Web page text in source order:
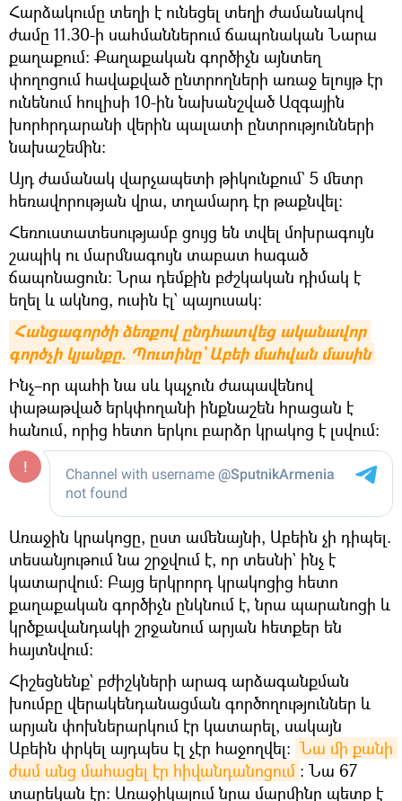
Հարձակումը տեղի է ունեցել տեղի ժամանակով
ժամը 11.30-ի սահմաններում ճապոնական Նարա
քաղաքում։ Քաղաքական գործիչն այնտեղ
փողոցում հավաքված ընտրողների առաջ ելույթ էր
ունենում հուլիսի 10-ին նախանշված Ազգային
խորհրդարանի վերին պալատի ընտրությունների
նախաշեմին։
Այդ ժամանակ վարչապետի թիկունքում` 5 մետր
հեռավորության վրա, տղամարդ էր թաքնվել։
Հեռուստատեսությամբ ցույց են տվել մոխրագույն
շապիկ ու մարմնագույն տաբատ հագած
ճապոնացուն։ Նրա դեմքին բժշկական դիմակ է
եղել և ակնոց, ուսին էլ` պայուսակ։
Հանցագործի ձեռքով ընդհատվեց ականավոր
գործչի կյանքը. Պուտինը` Աբեի մահվան մասին
Ինչ–որ պահի նա սև կպչուն ժապավենով
փաթաթված երկփողանի ինքնաշեն հրացան է
հանում, որից հետո երկու բարձր կրակոց է լսվում։
Առաջին կրակոցը, ըստ ամենայնի, Աբեին չի դիպել.
տեսանյութում նա շրջվում է, որ տեսնի` ինչ է
կատարվում։ Բայց երկրորդ կրակոցից հետո
քաղաքական գործիչն ընկնում է, նրա պարանոցի և
կրծքավանդակի շրջանում արյան հետքեր են
հայտնվում։
Հիշեցնենք` բժիշկների արագ արձագանքման
խումբը վերակենդանացման գործողություններ և
արյան փոխներարկում էր կատարել, սակայն
Աբեին փրկել այդպես էլ չէր հաջողվել։ Նա մի քանի
ժամ անց մահացել էր հիվանդանոցում ։ Նա 67
տարեկան էր։ Առաջիկայում նրա մարմինը պետք է